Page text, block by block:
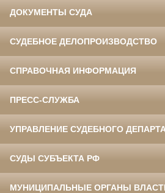
ДОКУМЕНТЫ СУДА
СУДЕБНОЕ ДЕЛОПРОИЗВОДСТВО
СПРАВОЧНАЯ ИНФОРМАЦИЯ
ПРЕСС-СЛУЖБА
УПРАВЛЕНИЕ СУДЕБНОГО
СУДЫ СУБЪЕКТА РФ
МУНИЦИПАЛЬНЫЕ ОРГАНЫ